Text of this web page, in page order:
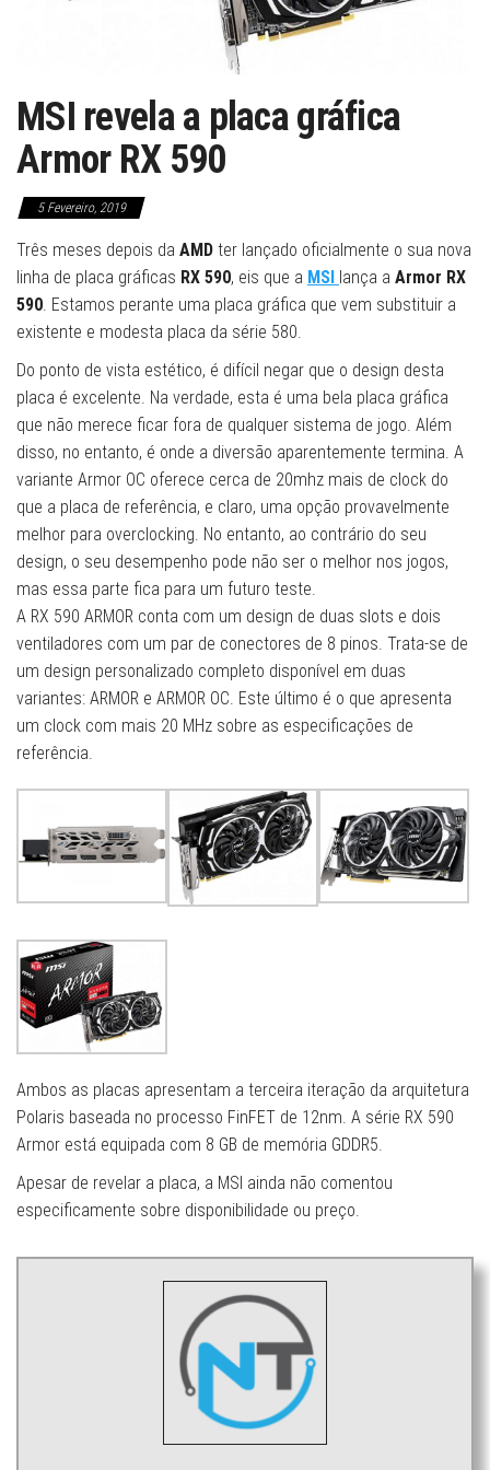
MSI revela a placa gráfica
Armor RX 590
5 Fevereiro, 2019
Três meses depois da AMD ter lançado oficialmente o sua nova
linha de placa gráficas RX 590, eis que a MSI lança a Armor RX
590. Estamos perante uma placa gráfica que vem substituir a
existente e modesta placa da série 580.
Do ponto de vista estético, é difícil negar que o design desta
placa é excelente. Na verdade, esta é uma bela placa gráfica
que não merece ficar fora de qualquer sistema de jogo. Além
disso, no entanto, é onde a diversão aparentemente termina. A
variante Armor OC oferece cerca de 20mhz mais de clock do
que a placa de referência, e claro, uma opção provavelmente
melhor para overclocking. No entanto, ao contrário do seu
design, o seu desempenho pode não ser o melhor nos jogos,
mas essa parte fica para um futuro teste.
A RX 590 ARMOR conta com um design de duas slots e dois
ventiladores com um par de conectores de 8 pinos. Trata-se de
um design personalizado completo disponível em duas
variantes: ARMOR e ARMOR OC. Este último é o que apresenta
um clock com mais 20 MHz sobre as especificações de
referência.
Ambos as placas apresentam a terceira iteração da arquitetura
Polaris baseada no processo FinFET de 12nm. A série RX 590
Armor está equipada com 8 GB de memória GDDR5.
Apesar de revelar a placa, a MSI ainda não comentou
especificamente sobre disponibilidade ou preço.